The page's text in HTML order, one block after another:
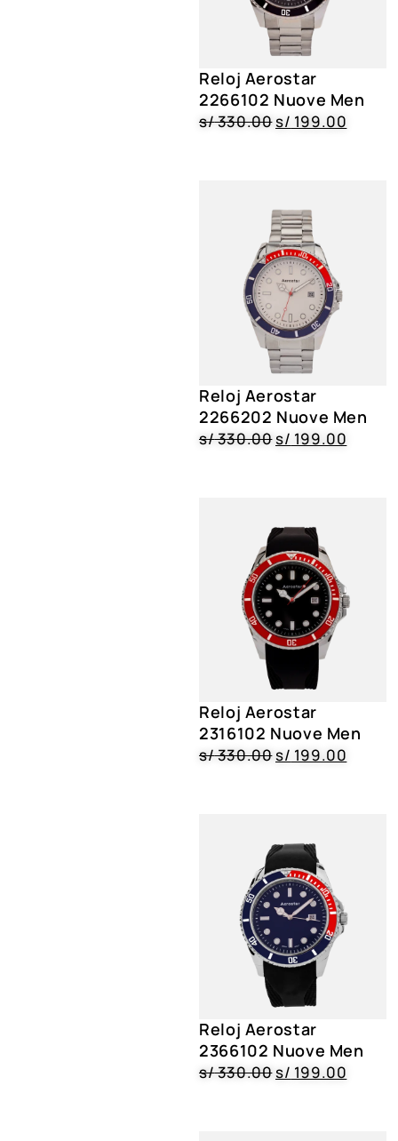
Reloj Aerostar
2266102 Nuove Men
s/330.00s/ 199.00
Reloj Aerostar
2266202 Nuove Men
s/330.00s/ 199.00
Reloj Aerostar
2316102 Nuove Men
s/330.00s/ 199.00
Reloj Aerostar
2366102 Nuove Men
s/330.00s/ 199.00